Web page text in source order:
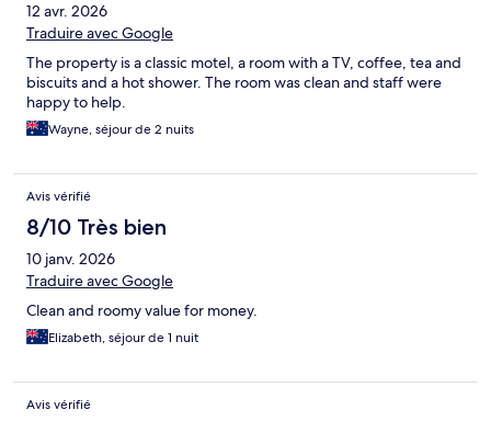
12 avr. 2026
Traduire avec Google
The property is a classic motel, a room with a TV, coffee, tea and
biscuits and a hot shower. The room was clean and staff were
happy to help.
Wayne, séjour de 2 nuits
Avis vérifié
8/10 Très bien
10 janv. 2026
Traduire avec Google
Clean and roomy value for money.
Elizabeth, séjour de 1 nuit
Avis vérifié